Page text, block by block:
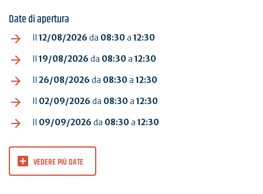
Date di apertura
Il 12/08/2026 da 08:30a 12:30
Il 19/08/2026 da 08:30a 12:30
Il 26/08/2026 da 08:30a 12:30
Il 02/09/2026 da 08:30a 12:30
Il 09/09/2026 da 08:30a 12:30
VEDERE PIÙ DATE